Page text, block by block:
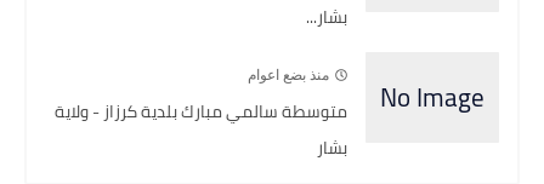
بشار...
منذ بضع اعوام
متوسطة سالمي مبارك بلدية كرزاز - ولاية
بشار